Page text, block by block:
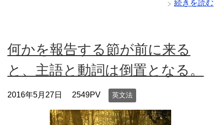
続きを読む
何かを報告する節が前に来る
と、主語と動詞は倒置となる。
2016年5月27日 2549PV 英文法